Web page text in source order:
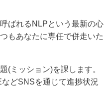
ばれるNLPという最新の心
もあなたに専任で併走いた
(ミッション)を課します。
どSNSを通じて進捗状況